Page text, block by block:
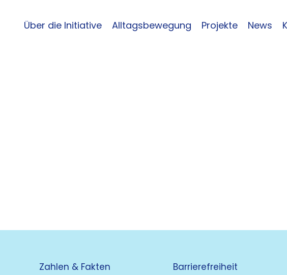
Über die Initiative Alltagsbewegung Projekte News
Zahlen & Fakten
Barrierefreiheit